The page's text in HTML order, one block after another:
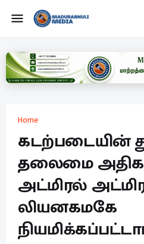
Home
கடற்படையின்
தலைமை
அட்மிரல்
லியனகமகே